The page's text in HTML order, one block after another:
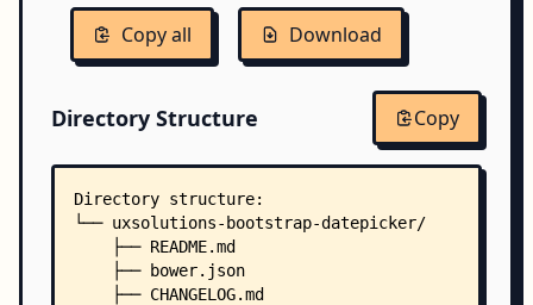
Copy all Download
Directory Structure Copy
Directory structure:
└── uxsolutions-bootstrap-datepicker/
    ├── README.md
    ├── bower.json
    ├── CHANGELOG.md